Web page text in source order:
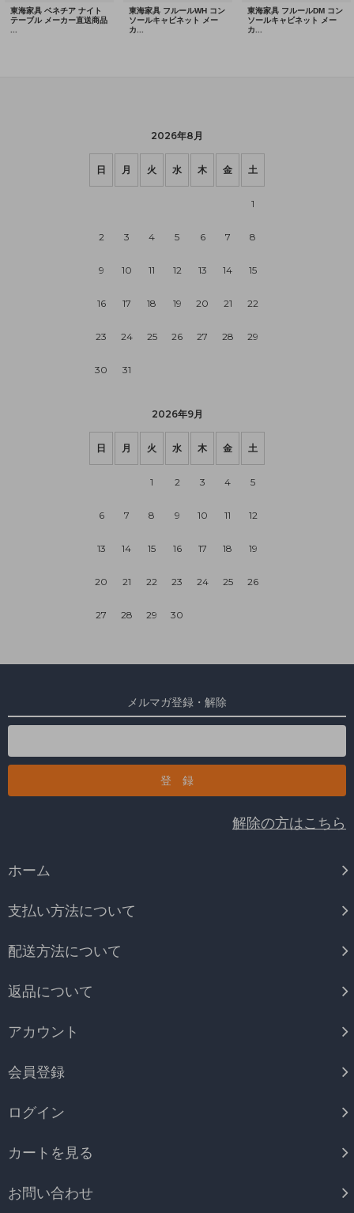
2026年8月
日 月 火 水 木 金 土
1
2 3 4 5 6 7 8
9 10 11 12 13 14 15
16 17 18 19 20 21 22
23 24 25 26 27 28 29
30 31
2026年9月
日 月 火 水 木 金 土
1 2 3 4 5
6 7 8 9 10 11 12
13 14 15 16 17 18 19
20 21 22 23 24 25 26
27 28 29 30
メルマガ登録・解除
解除の方はこちら
ホーム
支払い方法について
配送方法について
返品について
アカウント
会員登録
ログイン
カートを見る
お問い合わせ